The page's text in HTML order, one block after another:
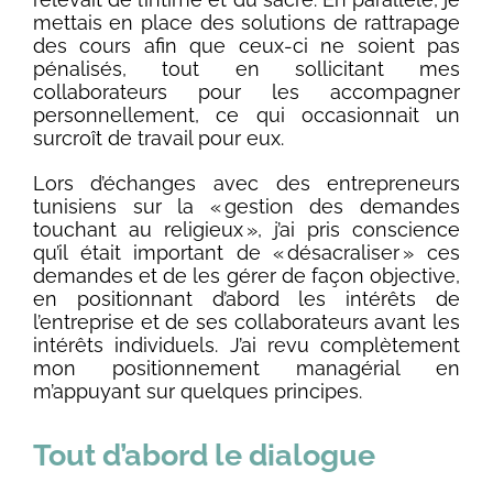
mettais en place des solutions de rattrapage
des cours afin que ceux-ci ne soient pas
pénalisés, tout en sollicitant mes
collaborateurs pour les accompagner
personnellement, ce qui occasionnait un
surcroît de travail pour eux.
Lors d’échanges avec des entrepreneurs
tunisiens sur la « gestion des demandes
touchant au religieux », j’ai pris conscience
qu’il était important de « désacraliser » ces
demandes et de les gérer de façon objective,
en positionnant d’abord les intérêts de
l’entreprise et de ses collaborateurs avant les
intérêts individuels. J’ai revu complètement
mon positionnement managérial en
m’appuyant sur quelques principes.
Tout d’abord le dialogue